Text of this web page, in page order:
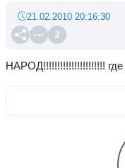
2
21.02.2010 20:16:30
НАРОД!!!!!!!!!!!!!!!!!!!!!!